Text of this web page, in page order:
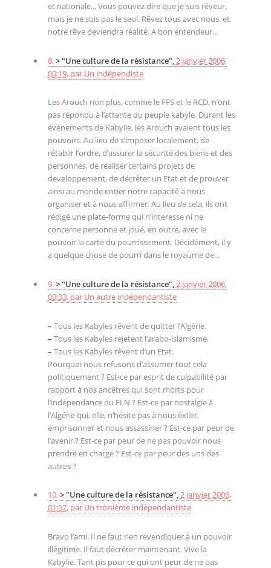
et nationale... Vous pouvez dire que je suis rêveur,
mais je ne suis pas le seul. Rêvez tous avec nous, et
notre rêve deviendra réalité. A bon entendeur...
8.> "Une culture de la résistance",2 janvier 2006,
00:19, par Un indépendiste
Les Arouch non plus, comme le FFS et le RCD, n’ont
pas répondu à l’attente du peuple kabyle. Durant les
événements de Kabylie, les Arouch avaient tous les
pouvoirs. Au lieu de s’imposer localement, de
rétablir l’ordre, d’assurer la sécurité des biens et des
personnes, de réaliser certains projets de
developpement, de décrêter un Etat et de prouver
ainsi au monde entier notre capacité à nous
organiser et à nous affirmer. Au lieu de cela, ils ont
rédigé une plate-forme qui n’interesse ni ne
concerne personne et joué, en outre, avec le
pouvoir la carte du pourrissement. Décidément, il y
a quelque chose de pourri dans le royaume de...
9.> "Une culture de la résistance",2 janvier 2006,
00:33, par Un autre indépendantiste
– Tous les Kabyles rêvent de quitter l’Algérie.
– Tous les Kabyles rejetent l’arabo-islamisme.
– Tous les Kabyles rêvent d’un Etat.
Pourquoi nous refusons d’assumer tout cela
politiquement ? Est-ce par esprit de culpabilité par
rapport à nos ancêtres qui sont morts pour
l’indépendance du FLN ? Est-ce par nostalgie à
l’Algérie qui, elle, n’hésite pas à nous éxiler,
emprisonner et nous assassiner ? Est-ce par peur de
l’avenir ? Est-ce par peur de ne pas pouvoir nous
prendre en charge ? Est-ce par peur des uns des
autres ?
10.> "Une culture de la résistance",2 janvier 2006,
01:57, par Un troisième indépendantiste
Bravo l’ami. Il ne faut rien revendiquer à un pouvoir
illégitime. Il faut décrêter maintenant. Vive la
Kabylie. Tant pis pour ce qui ont peur de ne pas